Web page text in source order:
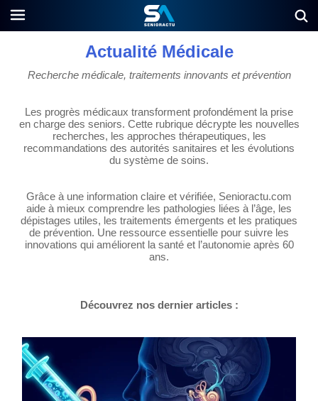
Actualité Médicale
Recherche médicale, traitements innovants et prévention
Les progrès médicaux transforment profondément la prise
en charge des seniors. Cette rubrique décrypte les nouvelles
recherches, les approches thérapeutiques, les
recommandations des autorités sanitaires et les évolutions
du système de soins.
Grâce à une information claire et vérifiée, Senioractu.com
aide à mieux comprendre les pathologies liées à l’âge, les
dépistages utiles, les traitements émergents et les pratiques
de prévention. Une ressource essentielle pour suivre les
innovations qui améliorent la santé et l’autonomie après 60
ans.
Découvrez nos dernier articles :